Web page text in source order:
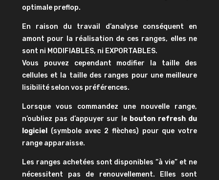
optimale preflop.
En raison du travail d’analyse conséquent en
amont pour la réalisation de ces ranges, elles ne
sont ni MODIFIABLES, ni EXPORTABLES.
Vous pouvez cependant modifier la taille des
cellules et la taille des ranges pour une meilleure
lisibilité selon vos préférences.
Lorsque vous commandez une nouvelle range,
n’oubliez pas d’appuyer sur le bouton refresh du
logiciel
(symbole avec 2 flèches) pour que votre
range apparaisse.
Les ranges achetées sont disponibles “à vie” et ne
nécessitent pas de renouvellement. Elles sont